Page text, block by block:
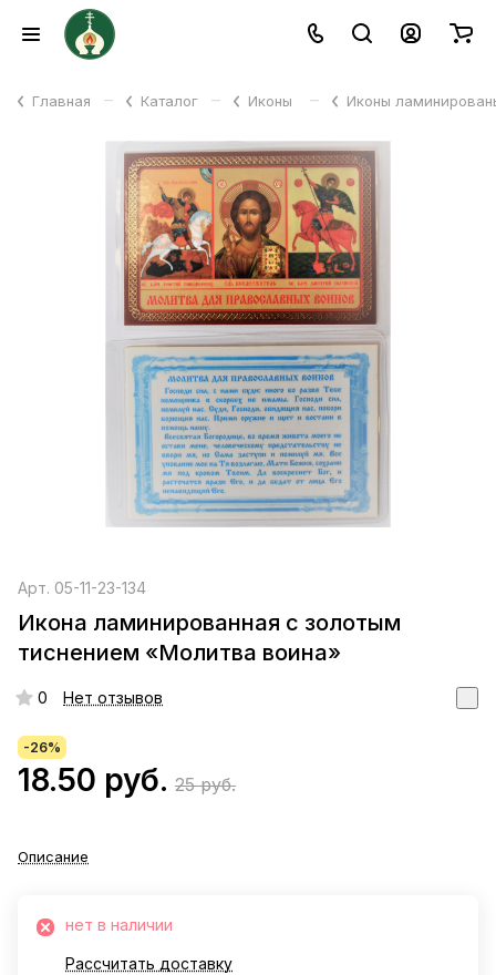
Главная – Каталог – Иконы – Иконы
Арт. 05-11-23-134
Икона ламинированная с золотым
тиснением «Молитва воина»
0 Нет отзывов
-26%
18.50 руб. 25 руб.
Описание
нет в наличии
Рассчитать доставку